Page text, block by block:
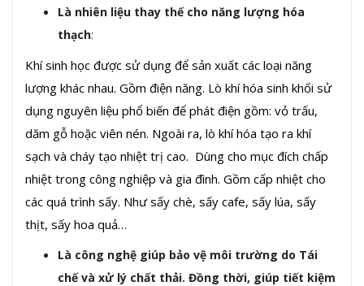
Là nhiên liệu thay thế cho năng lượng hóa
thạch:
Khí sinh học được sử dụng để sản xuất các loại năng
lượng khác nhau. Gồm điện năng. Lò khí hóa sinh khối sử
dụng nguyên liệu phổ biến để phát điện gồm: vỏ trấu,
dăm gỗ hoặc viên nén. Ngoài ra, lò khí hóa tạo ra khí
sạch và cháy tạo nhiệt trị cao. Dùng cho mục đích chấp
nhiệt trong công nghiệp và gia đình. Gồm cấp nhiệt cho
các quá trình sấy. Như sấy chè, sấy cafe, sấy lúa, sấy
thịt, sấy hoa quả…
Là công nghệ giúp bảo vệ môi trường do Tái
chế và xử lý chất thải. Đồng thời, giúp tiết kiệm